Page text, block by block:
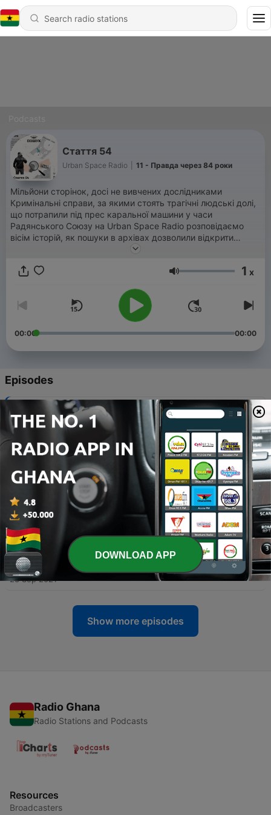
Стаття 54
Urban Space Radio 11 - Правда через 84 роки
Мільйони сторінок, досі не вивчених дослідниками
Кримінальні справи, за якими стоять трагічні людські долі,
що потрапили під прес каральної машини у часи
Радянського Союзу на Urban Space Radio розповідаємо
вісім історій, як пошуки в архівах дозволили відкрити
українцям правду про долі своїх близьких — іноді зовсім
Українського Культурного Фонду
Volume 1 x
00:00 00:00
Episodes
11 Правда через 84 роки
21 Oct 2021
10 - Відкриті сторінки
9 - Родинний слід
07 Oct 2021
Покоління репресованих
30 Sep 2021
7 - Реабілітований
23 Sep 2021
Show more episodes
Radio Ghana
Radio Stations and Podcasts
Resources
Broadcasters
DOWNLOAD APP